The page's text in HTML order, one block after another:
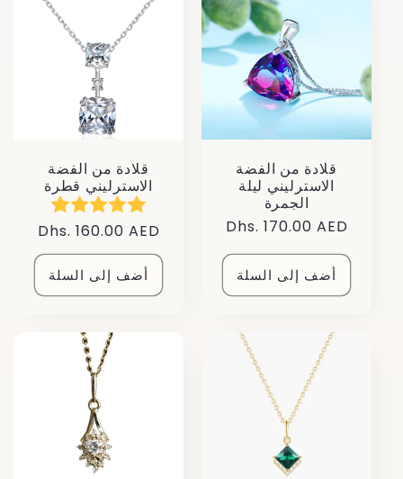
قلادة من الفضة
الاسترليني قطرة
سعر
عادي
Dhs. 160.00 AED
أضف إلى السلة
قلادة من الفضة
الاسترليني ليلة
الجمرة
سعر
عادي
Dhs. 170.00 AED
أضف إلى السلة